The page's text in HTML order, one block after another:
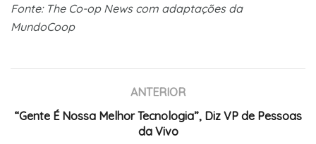
Fonte: The Co-op News com adaptações da
MundoCoop
ANTERIOR
“Gente É Nossa Melhor Tecnologia”, Diz VP de Pessoas
da Vivo